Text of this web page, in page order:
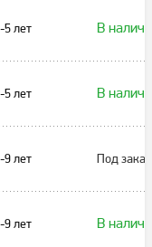
5 лет В
5 лет В
9 лет Под заказ
9 лет В